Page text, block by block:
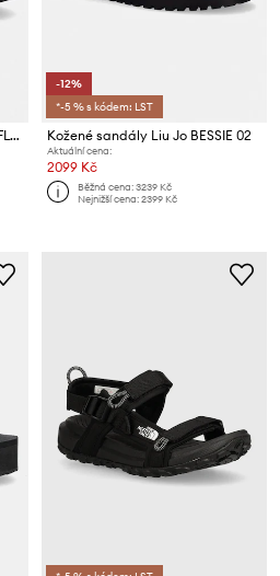
Sandály Fly London SAMB245FLY
-12%
*-5 % s kódem: LST
Kožené sandály Liu Jo BESSIE 02
Aktuální cena:
2099 Kč
Běžná cena:3239 Kč
Nejnižší cena:2399 Kč